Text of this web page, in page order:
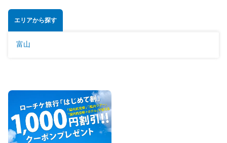
エリアから探す
富山